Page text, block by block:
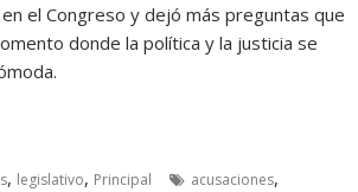
el Congreso y dejó más preguntas que
donde la política y la justicia se
, legislativo, Principal acusaciones,